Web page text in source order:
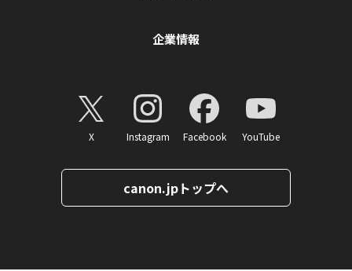
企業情報
X Instagram Facebook YouTube
canon.jpトップへ